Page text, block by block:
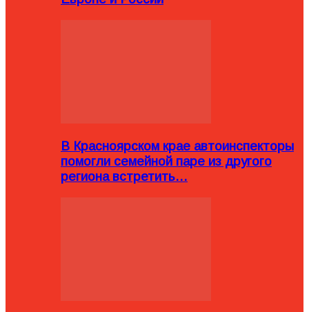
В Красноярском крае автоинспекторы
помогли семейной паре из другого
региона встретить…